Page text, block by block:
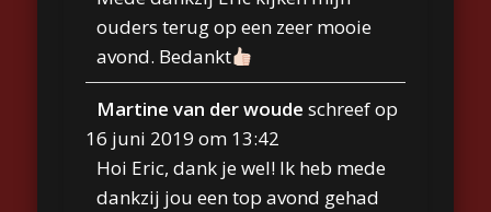
ouders terug op een zeer mooie
avond. Bedankt
Martine van der woudeschreef op
16 juni 2019 om 13:42
Hoi Eric, dank je wel! Ik heb mede
dankzij jou een top avond gehad